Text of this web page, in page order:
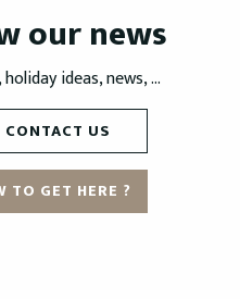
our news
ideas, news, ...
CONTACT US
TO GET HERE ?